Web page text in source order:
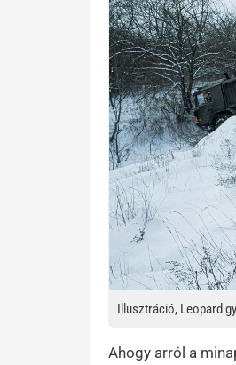
Illusztráció, Leopard
Ahogy arról a